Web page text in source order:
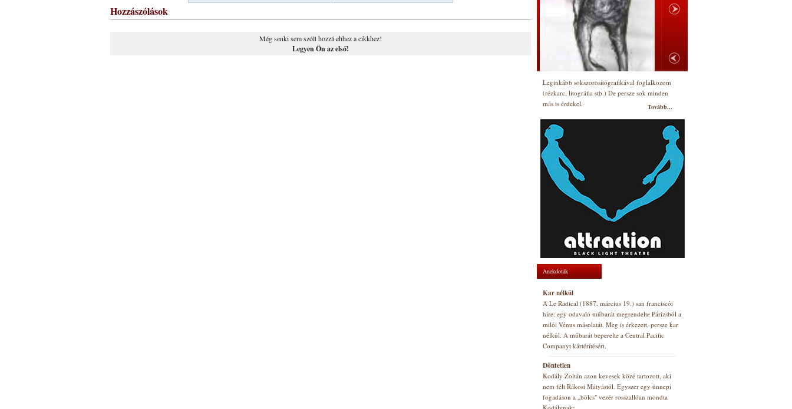
Hozzászólások
Még senki sem szólt hozzá ehhez a cikkhez!
Legyen Ön az első!
Leginkább sokszorosítógrafikával foglalkozom
(rézkarc, litográfia stb.) De persze sok minden
más is érdekel.
Tovább...
Anekdoták
Kar nélkül
A Le Radical (1887. március 19.) san franciscói
híre: egy odavaló műbarát megrendelte Párizsból a
milói Vénus másolatát. Meg is érkezett, persze kar
nélkül. A műbarát beperelte a Central Pacific
Companyt kártérítésért.
Döntetlen
Kodály Zoltán azon kevesek közé tartozott, aki
nem félt Rákosi Mátyástól. Egyszer egy ünnepi
fogadáson a „bölcs" vezér rosszallóan mondta